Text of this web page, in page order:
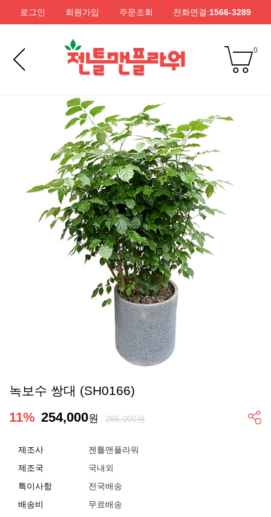
로그인 회원가입 주문조회 전화연결:1566-3289
0
녹보수 쌍대 (SH0166)
11% 254,000원 285,000원
제조사
젠틀맨플라워
제조국
국내외
특이사항
전국배송
배송비
무료배송